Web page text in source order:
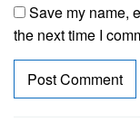
Save my name,
the next time I